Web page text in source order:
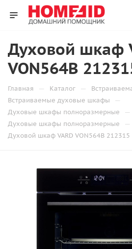
Духовой шкаф
VON564B
Главная — Каталог —
Встраиваемые духовые шкафы —
Духовые шкафы полноразмерные —
Духовые шкафы полноразмерные —
Духовой шкаф VARD VON564B 212315